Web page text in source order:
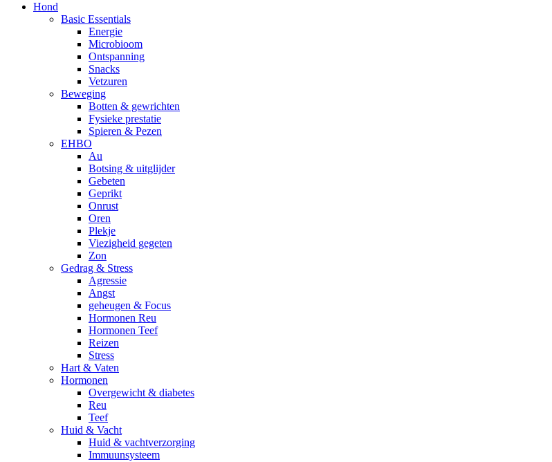
Hond
Basic Essentials
Energie
Microbioom
Ontspanning
Snacks
Vetzuren
Beweging
Botten & gewrichten
Fysieke prestatie
Spieren & Pezen
EHBO
Au
Botsing & uitglijder
Gebeten
Geprikt
Onrust
Oren
Plekje
Viezigheid gegeten
Zon
Gedrag & Stress
Agressie
Angst
geheugen & Focus
Hormonen Reu
Hormonen Teef
Reizen
Stress
Hart & Vaten
Hormonen
Overgewicht & diabetes
Reu
Teef
Huid & Vacht
Huid & vachtverzorging
Immuunsysteem